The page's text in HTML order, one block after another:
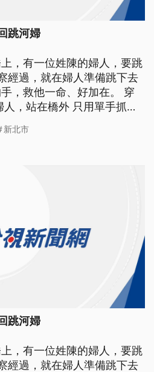
跳河婦
，有一位姓陳的婦人，要跳
經過，就在婦人準備跳下去
救他一命、好加在。 穿
，站在橋外 只用單手抓著
要靠近 突然她往下跳 NS
新北市
跳河婦
，有一位姓陳的婦人，要跳
經過，就在婦人準備跳下去